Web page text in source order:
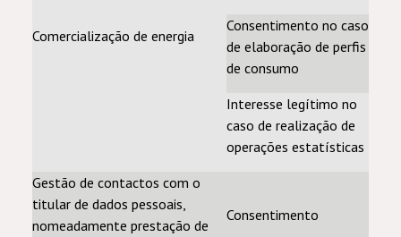
Comercialização de energia
Consentimento no caso
de elaboração de perfis
de consumo
Interesse legítimo no
caso de realização de
operações estatísticas
Gestão de contactos com o
titular de dados pessoais,
nomeadamente prestação de
Consentimento